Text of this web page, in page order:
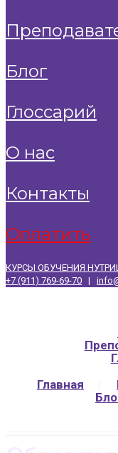
блог
глоссарий
о нас
контакты
оплатить
КУРСЫ ОБУЧЕНИЯ
+7 (911) 769-69-70 |
Главная